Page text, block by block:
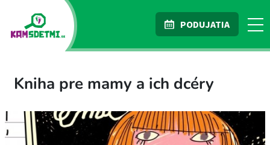
PODUJATIA
Kniha pre mamy a ich dcéry